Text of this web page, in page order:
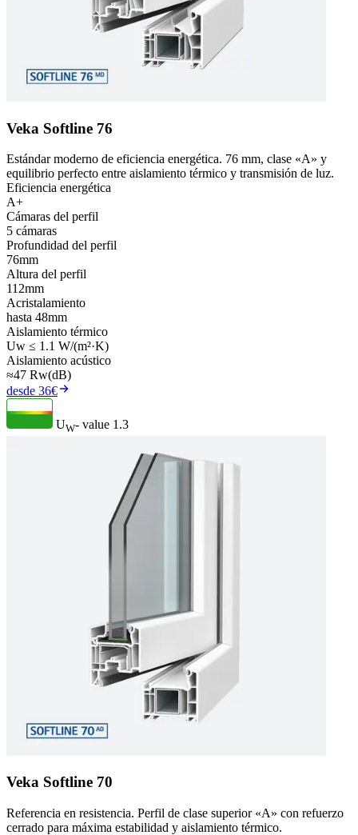
Veka Softline 76
Estándar moderno de eficiencia energética. 76 mm, clase «A» y
equilibrio perfecto entre aislamiento térmico y transmisión de luz.
Eficiencia energética
A+
Cámaras del perfil
5 cámaras
Profundidad del perfil
76mm
Altura del perfil
112mm
Acristalamiento
hasta 48mm
Aislamiento térmico
Uw ≤ 1.1 W/(m²·K)
Aislamiento acústico
≈47 Rw(dB)
desde 36€
UW- value 1.3
Veka Softline 70
Referencia en resistencia. Perfil de clase superior «A» con refuerzo
cerrado para máxima estabilidad y aislamiento térmico.